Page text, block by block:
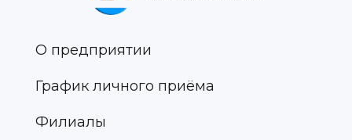
О предприятии
График личного приёма
Филиалы